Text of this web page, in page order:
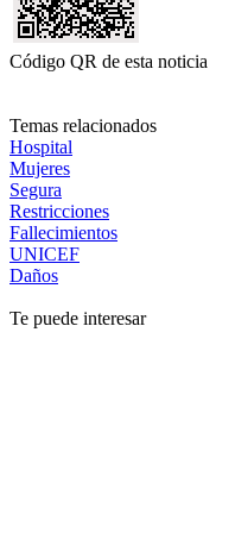
Código QR de esta noticia
Temas relacionados
Hospital
Mujeres
Segura
Restricciones
Fallecimientos
UNICEF
Daños
Te puede interesar